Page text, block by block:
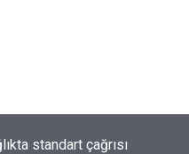
standart çağrısı